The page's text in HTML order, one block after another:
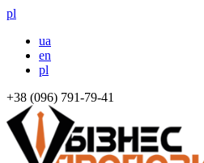
pl
ua
en
pl
+38 (096) 791-79-41